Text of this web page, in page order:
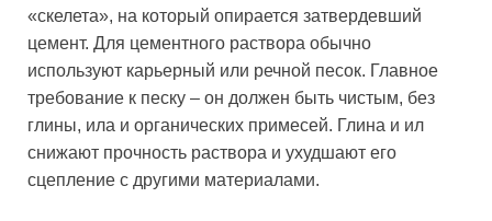
«скелета», на который опирается затвердевший
цемент. Для цементного раствора обычно
используют карьерный или речной песок. Главное
требование к песку – он должен быть чистым, без
глины, ила и органических примесей. Глина и ил
снижают прочность раствора и ухудшают его
сцепление с другими материалами.